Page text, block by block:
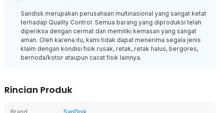
Sandisk merupakan perusahaan multinasional yang sangat ketat
terhadap Quality Control. Semua barang yang diproduksi telah
diperiksa dengan cermat dan memiliki kemasan yang sangat
aman. Oleh karena itu, kami tidak dapat menerima segala jenis
klaim dengan kondisi fisik rusak, retak, retak halus, bergores,
bernoda/kotor ataupun cacat fisik lainnya.
Rincian Produk